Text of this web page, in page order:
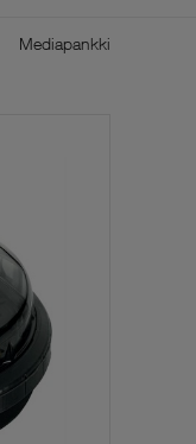
Mediapankki